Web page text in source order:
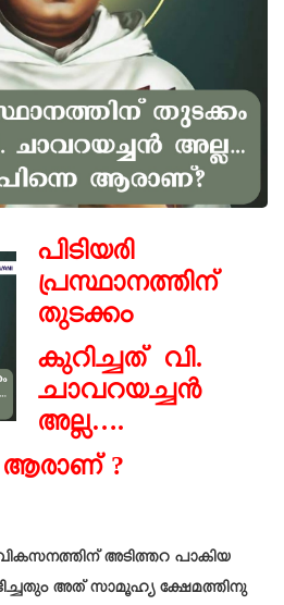
പിടിയരി
പ്രസ്ഥാനത്തിന്
തുടക്കം
കുറിച്ചത് വി.
ചാവറയച്ചൻ
അല്ല….
ആരാണ് ?
അടിത്തറ പാകിയ
അത് സാമൂഹ്യ ക്ഷേമത്തിനു